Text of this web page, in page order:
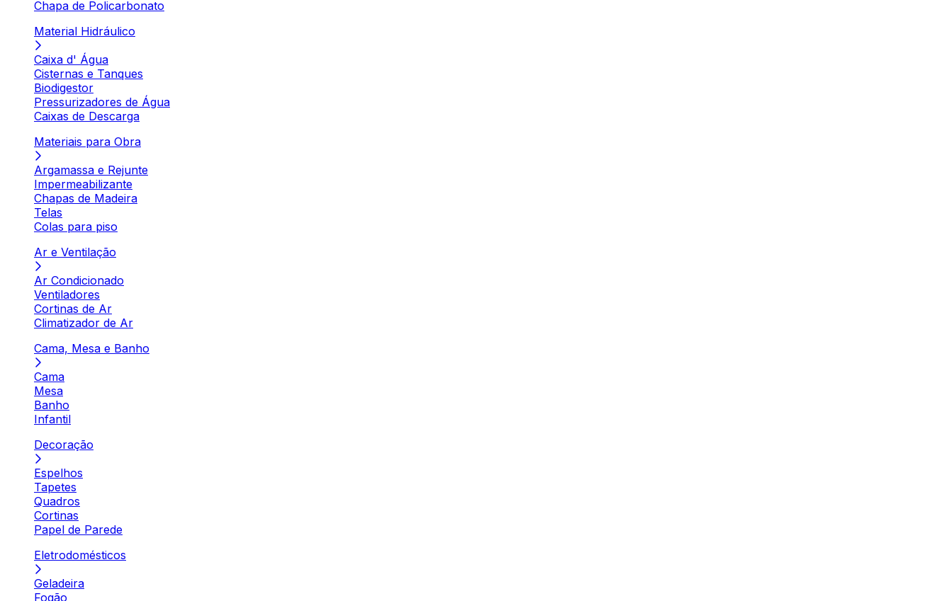
Chapa de Policarbonato
Material Hidráulico
Caixa d' Água
Cisternas e Tanques
Biodigestor
Pressurizadores de Água
Caixas de Descarga
Materiais para Obra
Argamassa e Rejunte
Impermeabilizante
Chapas de Madeira
Telas
Colas para piso
Ar e Ventilação
Ar Condicionado
Ventiladores
Cortinas de Ar
Climatizador de Ar
Cama, Mesa e Banho
Cama
Mesa
Banho
Infantil
Decoração
Espelhos
Tapetes
Quadros
Cortinas
Papel de Parede
Eletrodomésticos
Geladeira
Fogão